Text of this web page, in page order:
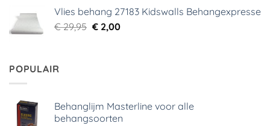
€ 29,95.€ 5,99.
Vlies behang 27183 Kidswalls Behangexpresse
€29,95 Oorspronkelijke
€2,00Huidige
POPULAIR
Behanglijm Masterline voor alle
behangsoorten